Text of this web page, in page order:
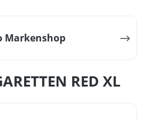
Markenshop
RED XL